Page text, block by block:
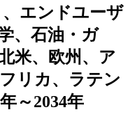
エンドユーザ
、石油・ガ
米、欧州、ア
リカ、ラテン
～2034年